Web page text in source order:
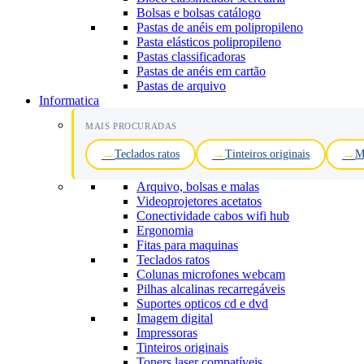
Bolsas e bolsas catálogo
Pastas de anéis em polipropileno
Pasta elásticos polipropileno
Pastas classificadoras
Pastas de anéis em cartão
Pastas de arquivo
Informatica
MAIS PROCURADAS
Teclados ratos Tinteiros originais
Arquivo, bolsas e malas
Videoprojetores acetatos
Conectividade cabos wifi hub
Ergonomia
Fitas para maquinas
Teclados ratos
Colunas microfones webcam
Pilhas alcalinas recarregáveis
Suportes opticos cd e dvd
Imagem digital
Impressoras
Tinteiros originais